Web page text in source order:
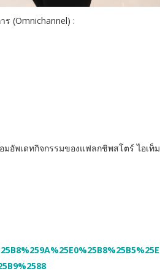
(Omnichannel) :
อัพเดทกิจกรรมของแฟลกชิพสโตร์ ไอเท็ม